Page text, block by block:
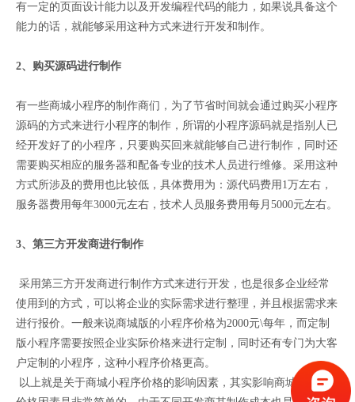
有一定的页面设计能力以及开发编程代码的能力，如果说具备这个
能力的话，就能够采用这种方式来进行开发和制作。
2、购买源码进行制作
有一些商城小程序的制作商们，为了节省时间就会通过购买小程序
源码的方式来进行小程序的制作，所谓的小程序源码就是指别人已
经开发好了的小程序，只要购买回来就能够自己进行制作，同时还
需要购买相应的服务器和配备专业的技术人员进行维修。采用这种
方式所涉及的费用也比较低，具体费用为：源代码费用1万左右，
服务器费用每年3000元左右，技术人员服务费用每月5000元左右。
3、第三方开发商进行制作
采用第三方开发商进行制作方式来进行开发，也是很多企业经常
使用到的方式，可以将企业的实际需求进行整理，并且根据需求来
进行报价。一般来说商城版的小程序价格为2000元\每年，而定制
版小程序需要按照企业实际价格来进行定制，同时还有专门为大客
户定制的小程序，这种小程序价格更高。
以上就是关于商城小程序价格的影响因素，其实影响商城小程序